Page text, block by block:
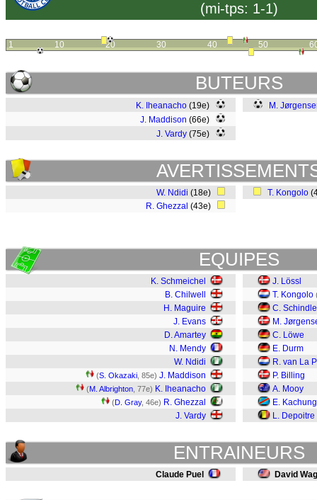
(mi-tps: 1-1)
1 10 20 30 40 50
BUTEURS
K. Iheanacho (19e)
J. Maddison (66e)
J. Vardy (75e)
M.
W. Ndidi (18e)
R. Ghezzal (43e)
T. Kongolo
EQUIPES
K. Schmeichel
B. Chilwell
H. Maguire
J. Evans
D. Amartey
N. Mendy
W. Ndidi
(S. Okazaki , 85e) J. Maddison
(M. Albrighton , 77e) K. Iheanacho
(D. Gray, 46e) R. Ghezzal
J. Vardy
J. Lössl
T. Kongolo
C.
M.
C. Löwe
E. Durm
R. van La
P. Billing
A. Mooy
E.
L. Depoitre
ENTRAINEURS
Claude Puel David